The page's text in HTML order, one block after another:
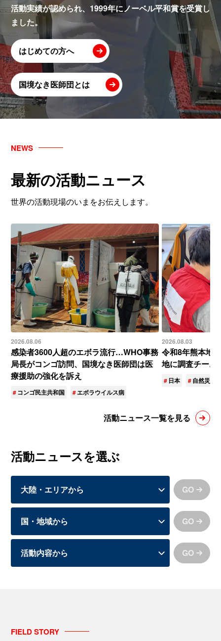
活動実績が認められ、1999年にノーベル平和賞を受賞し
ました。
はじめての方へ
国境なき医師団とは
NEWS
最新の活動ニュース
世界の活動現場のいまをお伝えします。
2026.08.06
感染者3600人超のエボラ流行…WHO事務
局長がコンゴ訪問、国境なき医師団は医
療援助の強化を訴え
コンゴ民主共和国 エボラウイルス病
2026.08.03
令和8年熊本地
地に調査チーム
日本 自然災害
活動ニュース一覧を見る
活動ニュースを選ぶ
GO
GO
GO
FIELDSTORY